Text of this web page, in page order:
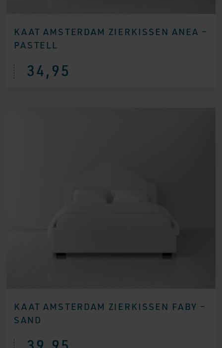
KAAT AMSTERDAM ZIERKISSEN ANEA –
PASTELL
34,95
KAAT AMSTERDAM ZIERKISSEN FABY –
SAND